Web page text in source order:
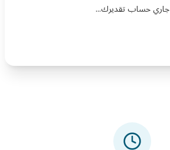
جاري حساب تقديرك...